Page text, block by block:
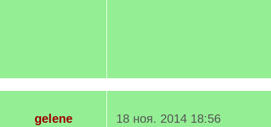
gelene
18 ноя. 2014 18:56